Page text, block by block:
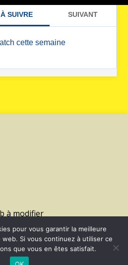
à modifier
Handball | Site internet réalisé par
pour vous garantir la meilleure
Si vous continuez à utiliser ce
que vous en êtes satisfait.